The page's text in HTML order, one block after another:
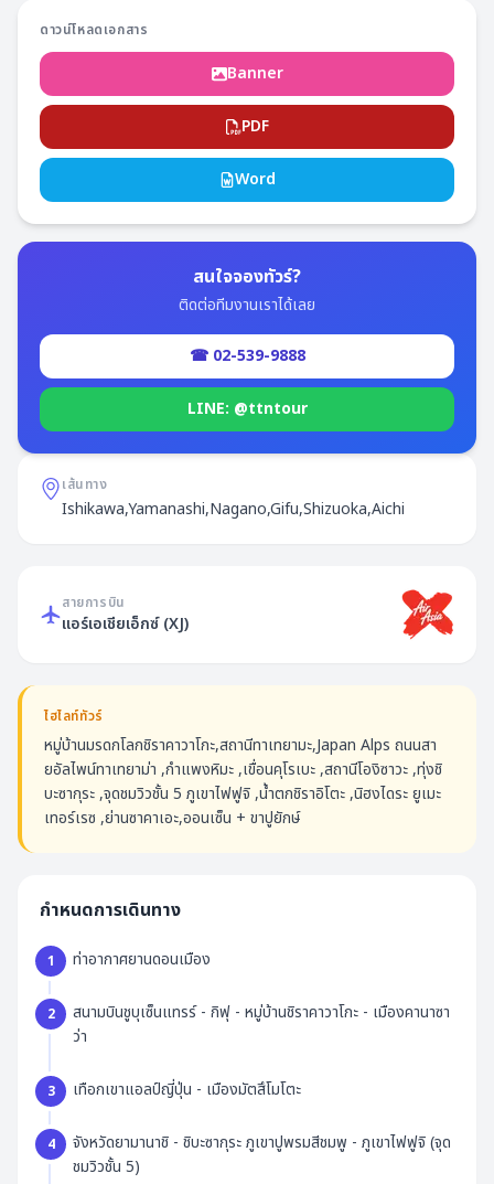
ดาวน์โหลดเอกสาร
Banner
PDF
Word
สนใจจองทัวร์?
ติดต่อทีมงานเราได้เลย
☎ 02-539-9888
LINE: @ttntour
เส้นทาง
Ishikawa,Yamanashi,Nagano,Gifu,Shizuoka,Aichi
สายการบิน
แอร์เอเชียเอ็กซ์(XJ)
ไฮไลท์ทัวร์
หมู่บ้านมรดกโลกชิราคาวาโกะ,สถานีทาเทยามะ,Japan Alps ถนนสา
ยอัลไพน์ทาเทยาม่า ,กำแพงหิมะ ,เขื่อนคุโรเบะ ,สถานีโองิซาวะ ,ทุ่งชิ
บะซากุระ ,จุดชมวิวชั้น 5 ภูเขาไฟฟูจิ ,น้ำตกชิราอิโตะ ,นิฮงไดระ ยูเมะ
เทอร์เรซ ,ย่านซาคาเอะ,ออนเซ็น + ขาปูยักษ์
กำหนดการเดินทาง
1 ท่าอากาศยานดอนเมือง
2
สนามบินชูบุเซ็นแทรร์ - กิฟุ - หมู่บ้านชิราคาวาโกะ - เมืองคานาซา
ว่า
3 เทือกเขาแอลป์ญี่ปุ่น - เมืองมัตสึโมโตะ
4
จังหวัดยามานาชิ - ชิบะซากุระ ภูเขาปูพรมสีชมพู - ภูเขาไฟฟูจิ (จุด
ชมวิวชั้น 5)